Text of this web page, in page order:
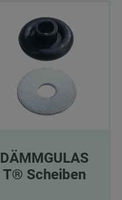
DÄMMGULAS
T® Scheiben